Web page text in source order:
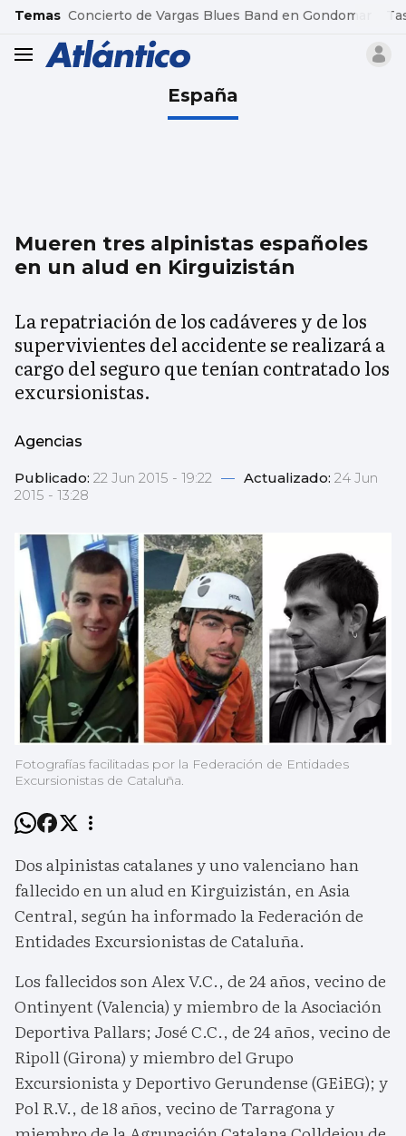
common.go-to-content
Temas Concierto de Vargas Blues Band en Gondomar
header.menu.open
España
Mueren tres alpinistas españoles
en un alud en Kirguizistán
La repatriación de los cadáveres y de los
supervivientes del accidente se realizará a
cargo del seguro que tenían contratado los
excursionistas.
Agencias
Publicado: 22 Jun 2015 - 19:22 — Actualizado: 24 Jun
2015 - 13:28
Fotografías facilitadas por la Federación de Entidades
Excursionistas de Cataluña.
Dos alpinistas catalanes y uno valenciano han
fallecido en un alud en Kirguizistán, en Asia
Central, según ha informado la Federación de
Entidades Excursionistas de Cataluña.
Los fallecidos son Alex V.C., de 24 años, vecino de
Ontinyent (Valencia) y miembro de la Asociación
Deportiva Pallars; José C.C., de 24 años, vecino de
Ripoll (Girona) y miembro del Grupo
Excursionista y Deportivo Gerundense (GEiEG); y
Pol R.V., de 18 años, vecino de Tarragona y